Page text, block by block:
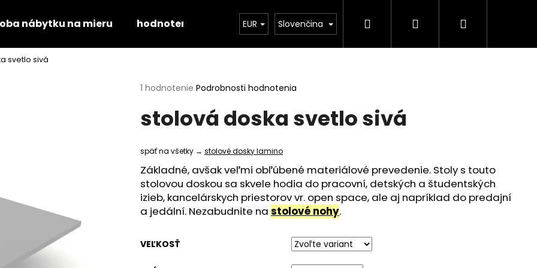
nábytku na mieru hodnotenie obchodu kontakt
EUR Slovenčina Hľadať PrihlásenieNákupný
svetlo sivá
Priemerné
produktu
je
5
hviezdičiek.
1 hodnotenie Podrobnosti hodnotenia
stolová doska svetlo sivá
späť na všetky → stolové dosky lamino
Základné, avšak veľmi obľúbené materiálové prevedenie. Stoly s touto
stolovou doskou sa skvele hodia do pracovní, detských a študentských
izieb, kancelárskych priestorov vr. open space, ale aj napríklad do predajní
a jedální. Nezabudnite na stolové nohy.
VEĽKOSŤ
Čo potrebujete nájsť?
HĽADAŤ
STOLOVÁ DOSKA HALIFAX PRÍRODNÝ